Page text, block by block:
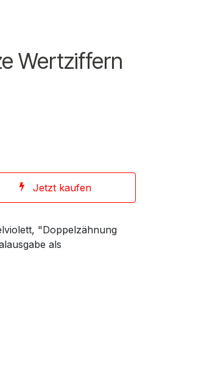
Wertziffern
Jetzt kaufen
"Doppelzähnung
als